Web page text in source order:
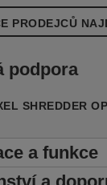
PRODEJCŮ
podpora
SHREDDER
a funkce